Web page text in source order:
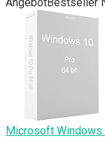
Microsoft